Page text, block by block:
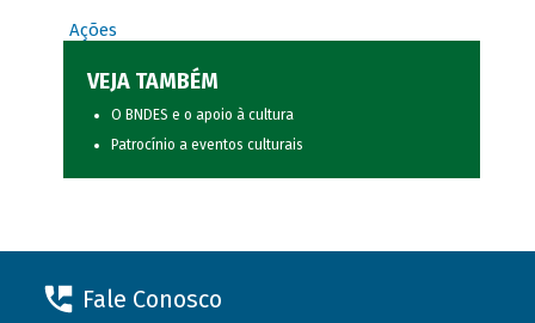
Ações
VEJA TAMBÉM
O BNDES e o apoio à cultura
Patrocínio a eventos culturais
Fale Conosco